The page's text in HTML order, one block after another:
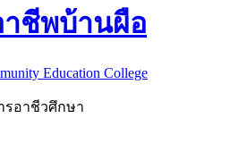
ชีพบ้านผือ
Education College
อาชีวศึกษา